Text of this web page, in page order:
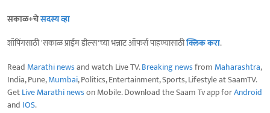
सकाळ+चेसदस्य व्हा
शॉपिंगसाठी 'सकाळ प्राईम डील्स'च्या भन्नाट ऑफर्स पाहण्यासाठीक्लिक करा.
Read Marathi newsand watch Live TV.Breaking newsfrom Maharashtra,
India, Pune,Mumbai, Politics, Entertainment, Sports, Lifestyle at SaamTV.
GetLive Marathi newson Mobile. Download the Saam Tv app forAndroid
and IOS.